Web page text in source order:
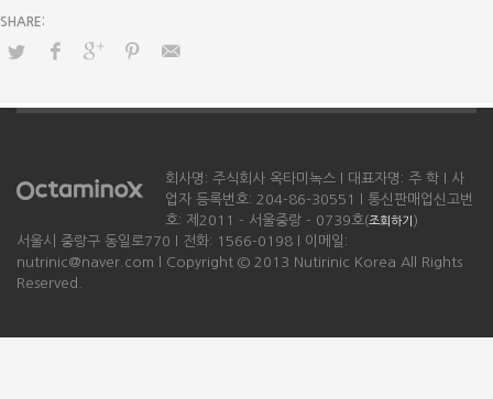
회사명: 주식회사 옥타미녹스 l 대표자명: 주 학 l 사
업자 등록번호: 204-86-30551 l 통신판매업신고번
호: 제2011 - 서울중랑 - 0739호(조회하기 )
서울시 중랑구 동일로770 l 전화: 1566-0198 l 이메일:
nutrinic@naver.com l Copyright © 2013 Nutirinic Korea All Rights
Reserved.